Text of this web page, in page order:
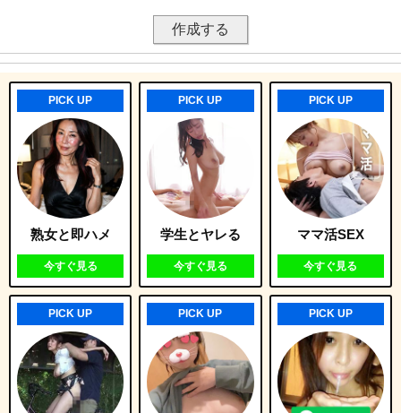
PICK UP
熟女と即ハメ
今すぐ見る
PICK UP
学生とヤレる
今すぐ見る
PICK UP
ママ活SEX
今すぐ見る
PICK UP PICK UP PICK UP